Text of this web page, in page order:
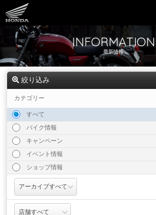
INFORMATION
最新情報
絞り込み
カテゴリー
すべて
バイク情報
キャンペーン
イベント情報
ショップ情報